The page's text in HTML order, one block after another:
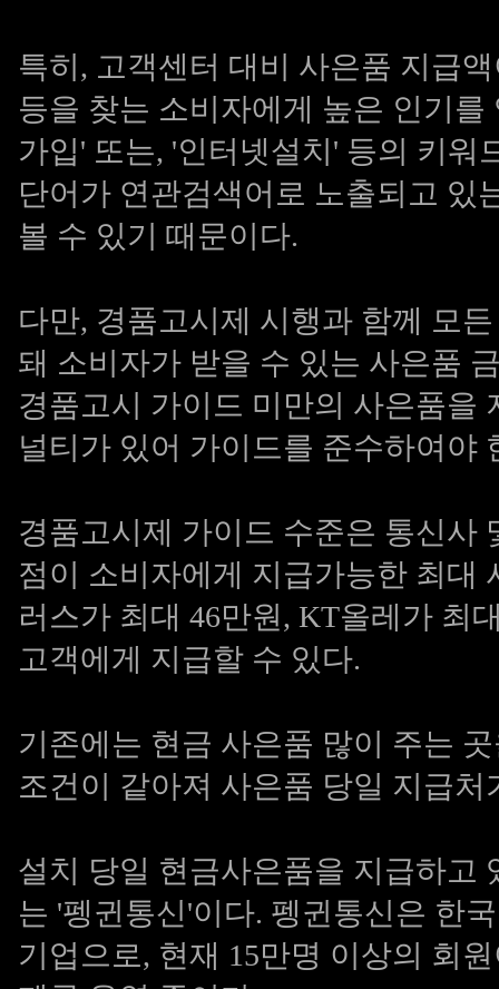
특히, 고객센터 대비 사은품 지급
등을 찾는 소비자에게 높은 인기
가입' 또는, '인터넷설치' 등의 키워
단어가 연관검색어로 노출되고 있
볼 수 있기 때문이다.
다만, 경품고시제 시행과 함께 모
돼 소비자가 받을 수 있는 사은품
경품고시 가이드 미만의 사은품을
널티가 있어 가이드를 준수하여야
경품고시제 가이드 수준은 통신사
점이 소비자에게 지급가능한 최대
러스가 최대 46만원, KT올레가 최
고객에게 지급할 수 있다.
기존에는 현금 사은품 많이 주는
조건이 같아져 사은품 당일 지급
설치 당일 현금사은품을 지급하고
는 '펭귄통신'이다. 펭귄통신은 한
기업으로, 현재 15만명 이상의 회